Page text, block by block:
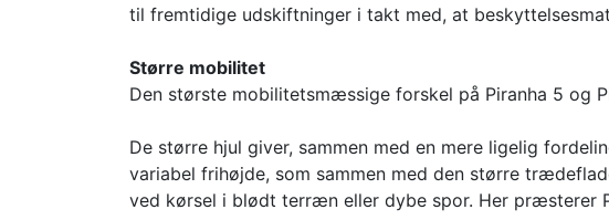
til fremtidige udskiftninger i takt med, at
Større mobilitet
Den største mobilitetsmæssige forskel på Piranha 5 og
De større hjul giver, sammen med en mere ligelig
variabel frihøjde, som sammen med den større
ved kørsel i blødt terræn eller dybe spor. Her præsterer